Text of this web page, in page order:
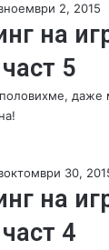
ноември 2, 2015
на
5
даже
октомври 30,
на
4